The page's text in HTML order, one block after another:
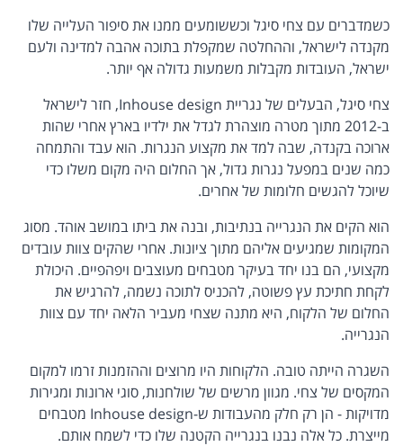
כשמדברים עם צחי סיגל וכששומעים ממנו את סיפור העלייה שלו
מקנדה לישראל, וההחלטה שמקפלת בתוכה אהבה למדינה ולעם
ישראל, העובדות מקבלות משמעות גדולה אף יותר.
צחי סיגל, הבעלים של נגריית Inhouse design, חזר לישראל
ב-2012 מתוך מטרה מוצהרת לגדל את ילדיו בארץ אחרי שהות
ארוכה בקנדה, שבה למד את מקצוע הנגרות. הוא עבד והתמחה
כמה שנים במפעל נגרות גדול, אך החלום היה מקום משלו כדי
שיוכל להגשים חלומות של אחרים.
הוא הקים את הנגרייה בנתיבות, ובנה את ביתו במושב אוהד. מסוג
המקומות שמגיעים אליהם מתוך ציונות. אחרי שהקים צוות עובדים
מקצועי, הם בנו יחד בעיקר מטבחים מעוצבים ויפהפיים. היכולת
לקחת חתיכת עץ פשוטה, להכניס לתוכה נשמה, להרגיש את
החלום של הלקוח, היא מתנה שצחי מעביר הלאה יחד עם צוות
הנגרייה.
השגרה הייתה טובה. הלקוחות היו מרוצים וההזמנות זרמו למקום
המקסים של צחי. מגוון מרשים של שולחנות, סוגי ארונות ומגירות
מדויקות - הן רק חלק מהעבודות ש-Inhouse design מטבחים
מייצרת. כל אלה נבנו בנגרייה הקטנה שלו כדי לשמח אותם.